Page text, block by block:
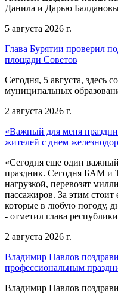
Данила и Дарью
5 августа 2026 г.
Глава Бурятии проверил
площади Советов
Сегодня, 5 августа, здесь
муниципальных
2 августа 2026 г.
«Важный для меня
жителей с днем
«Сегодня еще один
праздник. Сегодня БАМ и
нагрузкой, перевозят
пассажиров. За этим
которые в любую погоду,
- отметил глава
2 августа 2026 г.
Владимир Павлов
профессиональным
Владимир Павлов